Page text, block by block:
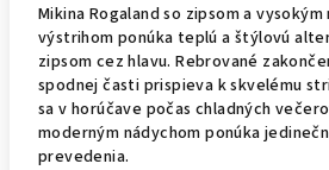
Mikina Rogaland so zipsom a
výstrihom ponúka teplú a štýlovú
zipsom cez hlavu. Rebrované
spodnej časti prispieva k skvelému
sa v horúčave počas chladných
moderným nádychom ponúka
prevedenia.